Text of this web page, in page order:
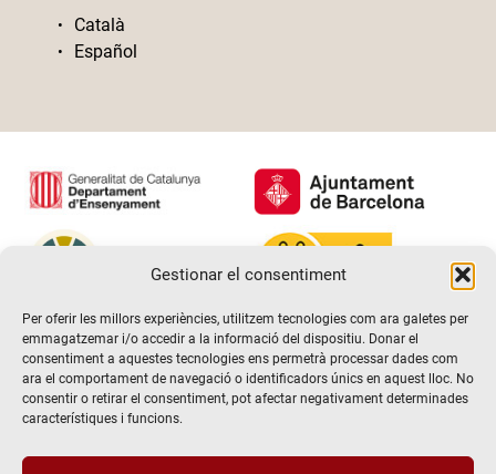
Gestionar el consentiment
Per oferir les millors experiències, utilitzem tecnologies com ara galetes per
emmagatzemar i/o accedir a la informació del dispositiu. Donar el
consentiment a aquestes tecnologies ens permetrà processar dades com
ara el comportament de navegació o identificadors únics en aquest lloc. No
consentir o retirar el consentiment, pot afectar negativament determinades
característiques i funcions.
Català
Español